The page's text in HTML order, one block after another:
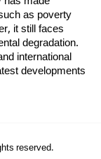
as poverty
it still faces
degradation.
international
developments
reserved.